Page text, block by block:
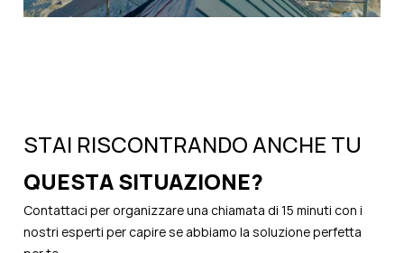
STAI RISCONTRANDO ANCHE TU
QUESTA SITUAZIONE?
Contattaci per organizzare una chiamata di 15 minuti con i
nostri esperti per capire se abbiamo la soluzione perfetta